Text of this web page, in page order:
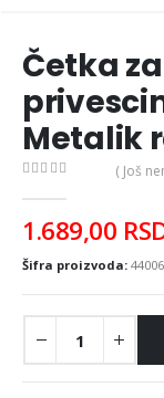
Četka
Metalik
( Još
1.689,00
Šifra proizvoda: 44006